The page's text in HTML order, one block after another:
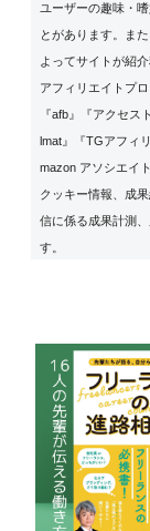
ユーザーの趣味・
とがあります。ま
よってサイトが紹
アフィリエイトプ
『afb』『アクセ
lmat』『TGアフィ
mazon アソシエイ
クッキー情報、成
信に係る成果計測
す。